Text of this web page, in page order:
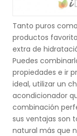
Tanto puros
productos
extra de
Puedes
propiedades e ir
ideal, utilizar un
acondicionador
combinación
sus ventajas son
natural más que